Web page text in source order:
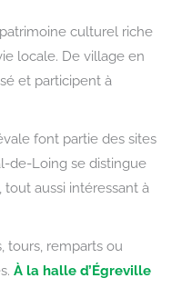
culturel riche
locale. De village en
et participent à
font partie des sites
de-Loing se distingue
aussi intéressant à
tours, remparts ou
À la halle d’Égreville